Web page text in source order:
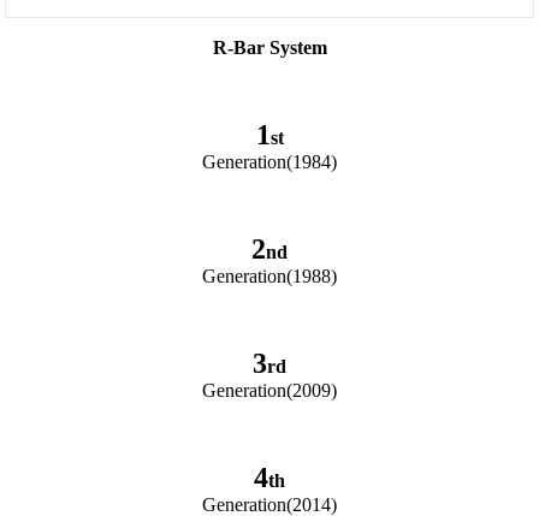
R-Bar System
1st
Generation(1984)
2nd
Generation(1988)
3rd
Generation(2009)
4th
Generation(2014)